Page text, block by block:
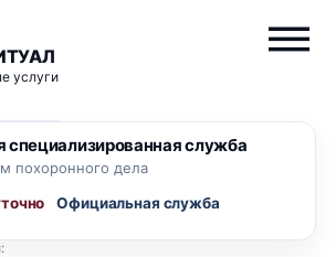
услуги
специализированная служба
похоронного дела